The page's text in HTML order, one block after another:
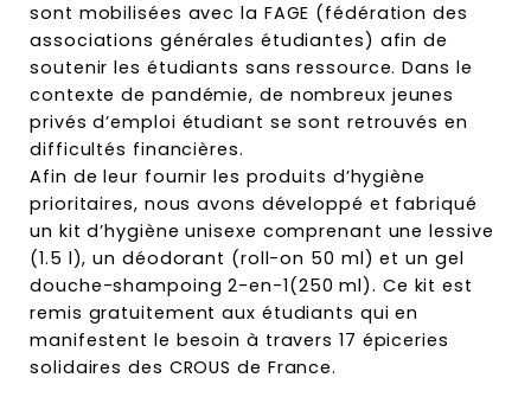
sont mobilisées avec la FAGE (fédération des
associations générales étudiantes) afin de
soutenir les étudiants sans ressource. Dans le
contexte de pandémie, de nombreux jeunes
privés d’emploi étudiant se sont retrouvés en
difficultés financières.
Afin de leur fournir les produits d’hygiène
prioritaires, nous avons développé et fabriqué
un kit d’hygiène unisexe comprenant une lessive
(1.5 l), un déodorant (roll-on 50 ml) et un gel
douche-shampoing 2-en-1(250 ml). Ce kit est
remis gratuitement aux étudiants qui en
manifestent le besoin à travers 17 épiceries
solidaires des CROUS de France.